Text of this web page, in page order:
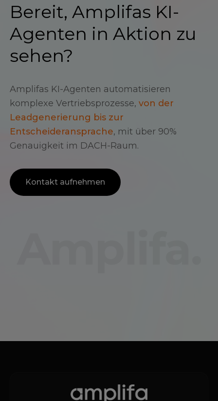
Bereit, Amplifas KI-
Agenten in Aktion zu
sehen?
Amplifas KI-Agenten automatisieren
komplexe Vertriebsprozesse, von der
Leadgenerierung bis zur
Entscheideransprache, mit über 90%
Genauigkeit im DACH-Raum.
Kontakt aufnehmen